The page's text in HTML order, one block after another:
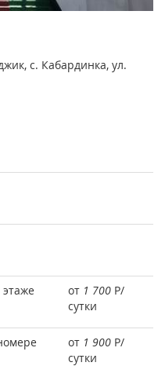
с. Кабардинка, ул.
этаже
от 1 700 Р/
сутки
от 1 900 Р/
сутки